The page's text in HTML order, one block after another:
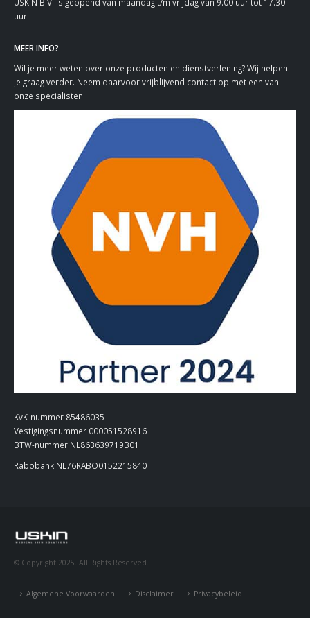
uur.
MEER INFO?
Wil je meer weten over onze producten en dienstverlening? Wij helpen
je graag verder. Neem daarvoor vrijblijvend contact op met een van
onze specialisten.
KvK-nummer 85486035
Vestigingsnummer 000051528916
BTW-nummer NL863639719B01
Rabobank NL76RABO0152215840
© Copyright 2025. All Rights Reserved.
Algemene Voorwaarden Disclaimer Privacybeleid